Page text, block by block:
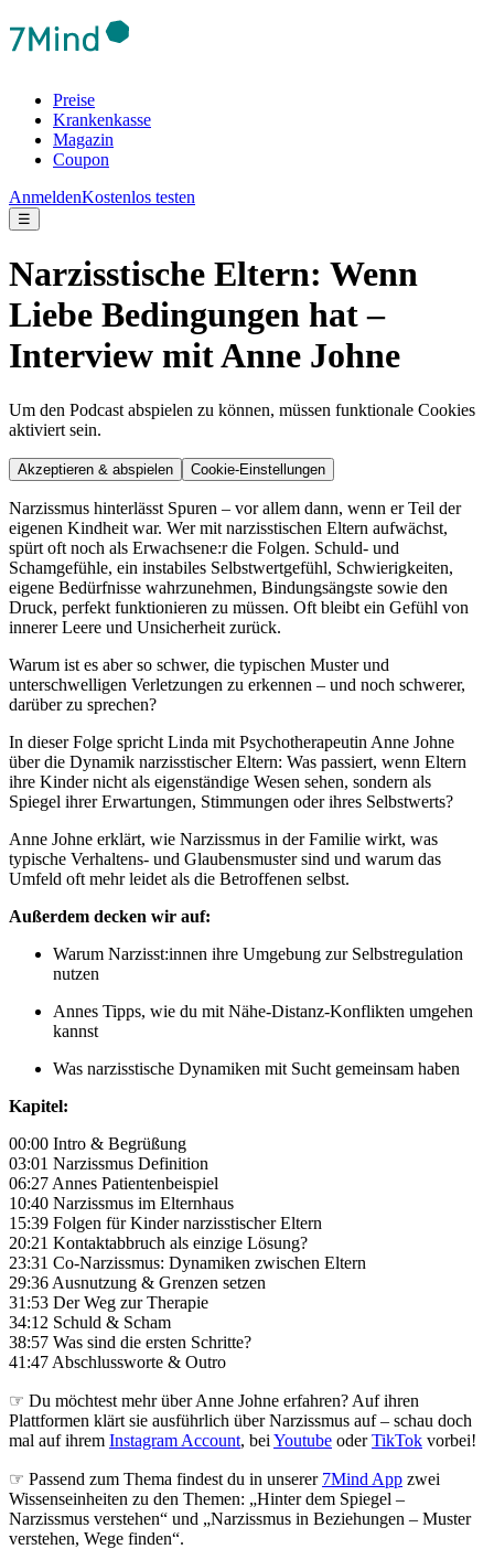
Preise
Krankenkasse
Magazin
Coupon
AnmeldenKostenlos testen
☰
Narzisstische Eltern: Wenn
Liebe Bedingungen hat –
Interview mit Anne Johne
Um den Podcast abspielen zu können, müssen funktionale Cookies
aktiviert sein.
Akzeptieren & abspielen Cookie-Einstellungen
Narzissmus hinterlässt Spuren – vor allem dann, wenn er Teil der
eigenen Kindheit war. Wer mit narzisstischen Eltern aufwächst,
spürt oft noch als Erwachsene:r die Folgen. Schuld- und
Schamgefühle, ein instabiles Selbstwertgefühl, Schwierigkeiten,
eigene Bedürfnisse wahrzunehmen, Bindungsängste sowie den
Druck, perfekt funktionieren zu müssen. Oft bleibt ein Gefühl von
innerer Leere und Unsicherheit zurück.
Warum ist es aber so schwer, die typischen Muster und
unterschwelligen Verletzungen zu erkennen – und noch schwerer,
darüber zu sprechen?
In dieser Folge spricht Linda mit Psychotherapeutin Anne Johne
über die Dynamik narzisstischer Eltern: Was passiert, wenn Eltern
ihre Kinder nicht als eigenständige Wesen sehen, sondern als
Spiegel ihrer Erwartungen, Stimmungen oder ihres Selbstwerts?
Anne Johne erklärt, wie Narzissmus in der Familie wirkt, was
typische Verhaltens- und Glaubensmuster sind und warum das
Umfeld oft mehr leidet als die Betroffenen selbst.
Außerdem decken wir auf:
Warum Narzisst:innen ihre Umgebung zur Selbstregulation
nutzen
Annes Tipps, wie du mit Nähe-Distanz-Konflikten umgehen
kannst
Was narzisstische Dynamiken mit Sucht gemeinsam haben
Kapitel:
00:00 Intro & Begrüßung
03:01 Narzissmus Definition
06:27 Annes Patientenbeispiel
10:40 Narzissmus im Elternhaus
15:39 Folgen für Kinder narzisstischer Eltern
20:21 Kontaktabbruch als einzige Lösung?
23:31 Co-Narzissmus: Dynamiken zwischen Eltern
29:36 Ausnutzung & Grenzen setzen
31:53 Der Weg zur Therapie
34:12 Schuld & Scham
38:57 Was sind die ersten Schritte?
41:47 Abschlussworte & Outro
☞ Du möchtest mehr über Anne Johne erfahren? Auf ihren
Plattformen klärt sie ausführlich über Narzissmus auf – schau doch
mal auf ihrem Instagram Account, bei Youtube oderTikTok vorbei!
☞ Passend zum Thema findest du in unserer 7Mind App zwei
Wissenseinheiten zu den Themen: „Hinter dem Spiegel –
Narzissmus verstehen“ und „Narzissmus in Beziehungen – Muster
verstehen, Wege finden“.